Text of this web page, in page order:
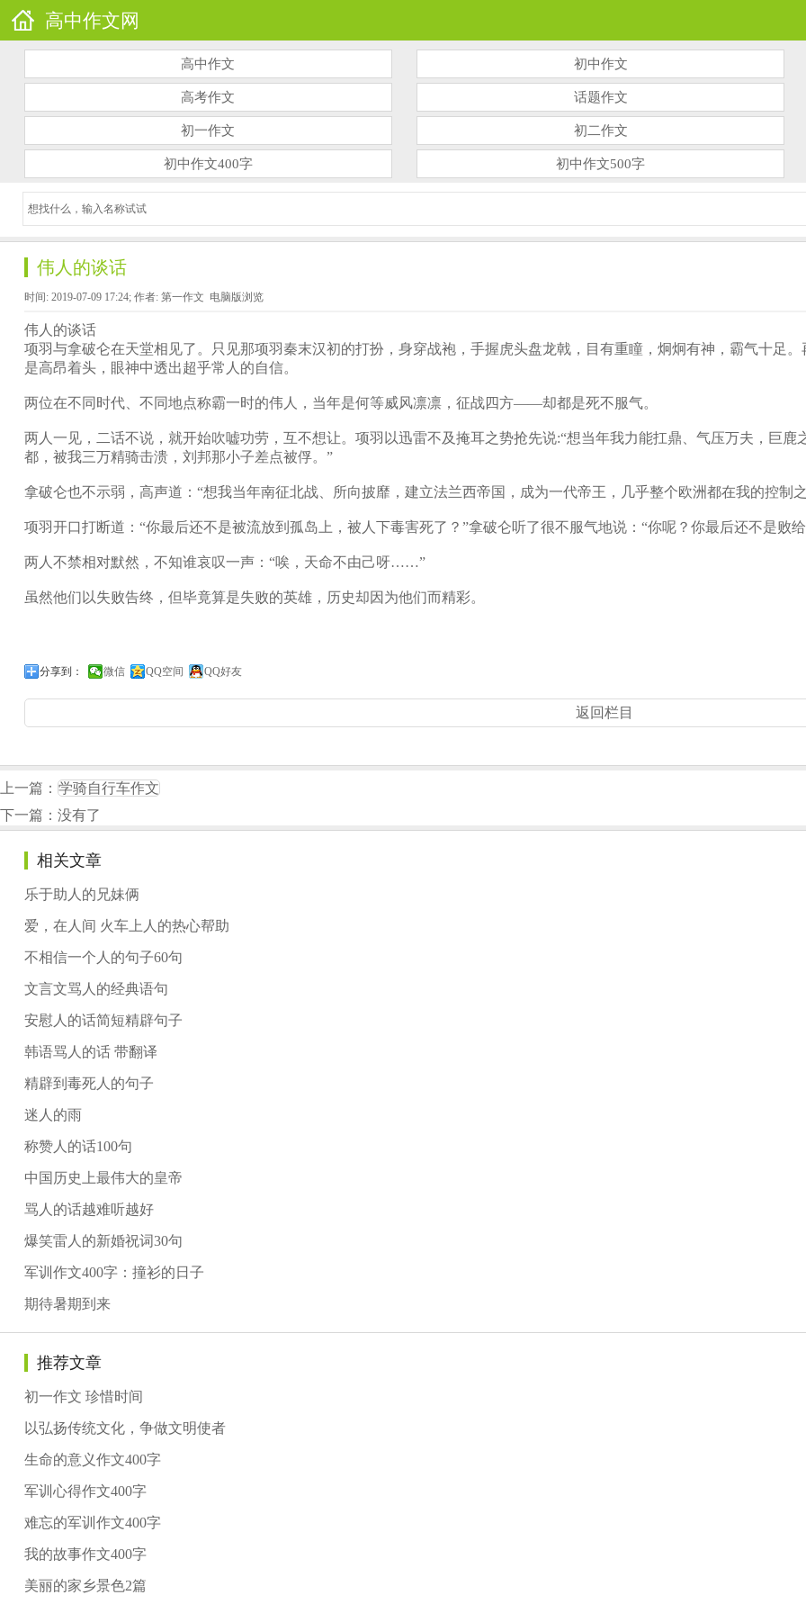
高中作文网
高中作文 初中作文
高考作文 话题作文
初一作文 初二作文
初中作文400字 初中作文500字
伟人的谈话
时间: 2019-07-09 17:24; 作者: 第一作文 电脑版浏览
伟人的谈话
项羽与拿破仑在天堂相见了。只见那项羽秦末汉初的打扮，身穿战袍，手握虎头盘龙戟，目有重瞳，炯炯有神，霸气十足
是高昂着头，眼神中透出超乎常人的自信。
两位在不同时代、不同地点称霸一时的伟人，当年是何等威风凛凛，征战四方——却都是死不服气。
两人一见，二话不说，就开始吹嘘功劳，互不想让。项羽以迅雷不及掩耳之势抢先说:“想当年我力能扛鼎、气压万夫，巨
都，被我三万精骑击溃，刘邦那小子差点被俘。”
拿破仑也不示弱，高声道：“想我当年南征北战、所向披靡，建立法兰西帝国，成为一代帝王，几乎整个欧洲都在我的控
项羽开口打断道：“你最后还不是被流放到孤岛上，被人下毒害死了？”拿破仑听了很不服气地说：“你呢？你最后还不是败
两人不禁相对默然，不知谁哀叹一声：“唉，天命不由己呀……”
虽然他们以失败告终，但毕竟算是失败的英雄，历史却因为他们而精彩。
分享到： 微信 QQ空间 QQ好友
返回栏目
上一篇： 学骑自行车作文
下一篇：没有了
相关文章
乐于助人的兄妹俩
爱，在人间 火车上人的热心帮助
不相信一个人的句子60句
文言文骂人的经典语句
安慰人的话简短精辟句子
韩语骂人的话 带翻译
精辟到毒死人的句子
迷人的雨
称赞人的话100句
中国历史上最伟大的皇帝
骂人的话越难听越好
爆笑雷人的新婚祝词30句
军训作文400字：撞衫的日子
期待暑期到来
推荐文章
初一作文 珍惜时间
以弘扬传统文化，争做文明使者
生命的意义作文400字
军训心得作文400字
难忘的军训作文400字
我的故事作文400字
美丽的家乡景色2篇